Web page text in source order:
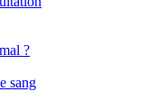
?
sang